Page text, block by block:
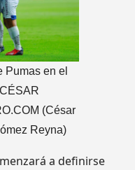
Pumas en el
(César
Reyna)
a definirse